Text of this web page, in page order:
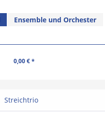
Ensemble und Orchester
0,00 € *
Streichtrio